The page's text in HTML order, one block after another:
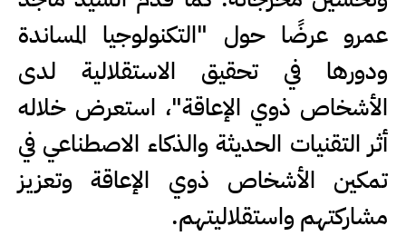
عمرو عرضًا حول "التكنولوجيا المساندة
ودورها في تحقيق الاستقلالية لدى
الأشخاص ذوي الإعاقة"، استعرض خلاله
أثر التقنيات الحديثة والذكاء الاصطناعي في
تمكين الأشخاص ذوي الإعاقة وتعزيز
مشاركتهم واستقلاليتهم.